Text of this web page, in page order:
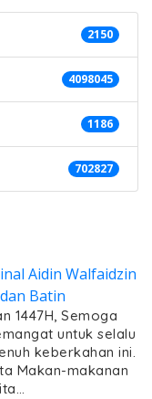
2150
4098045
1186
702827
1447H, Semoga
untuk selalu
keberkahan ini.
Makan-makanan